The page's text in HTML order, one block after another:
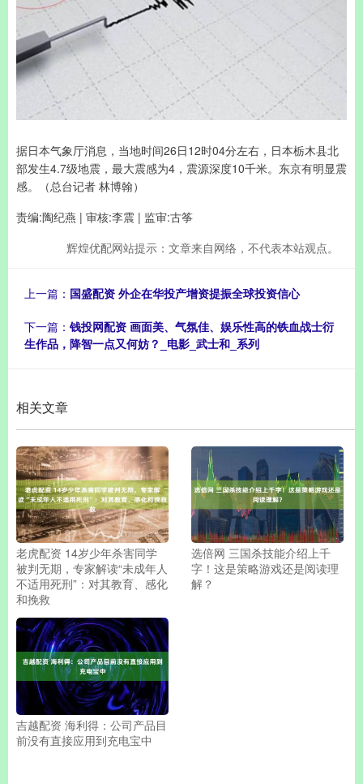
据日本气象厅消息，当地时间26日12时04分左右，日本栃木县北
部发生4.7级地震，最大震感为4，震源深度10千米。东京有明显震
感。（总台记者 林博翰）
责编:陶纪燕 | 审核:李震 | 监审:古筝
辉煌优配网站提示：文章来自网络，不代表本站观点。
上一篇： 国盛配资 外企在华投产增资提振全球投资信心
下一篇： 钱投网配资 画面美、气氛佳、娱乐性高的铁血战士衍
生作品，降智一点又何妨？_电影_武士和_系列
相关文章
老虎配资 14岁少年杀害同学
被判无期，专家解读“未成年人
不适用死刑”：对其教育、感化
和挽救
选倍网 三国杀技能介绍上千
字！这是策略游戏还是阅读理
解？
吉越配资 海利得：公司产品目
前没有直接应用到充电宝中